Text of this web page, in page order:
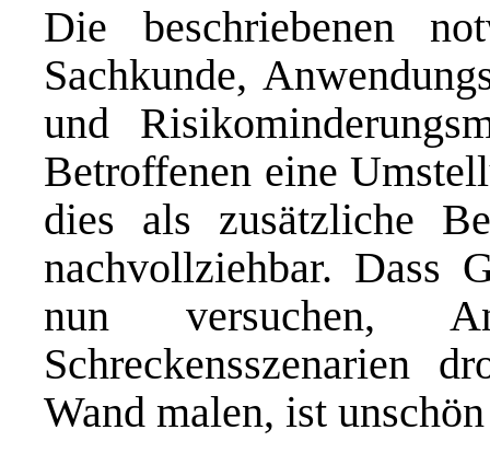
Die beschriebenen
Sachkunde,
und
Betroffenen eine
dies als zusätzliche
nachvollziehbar. Dass
nun versuchen,
Schreckensszenarien
Wand malen, ist